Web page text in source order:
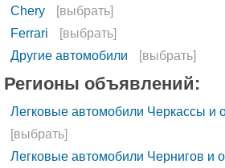
Сhery
[выбрать]
Ferrari
[выбрать]
Другие автомобили
[выбрать]
Регионы объявлений:
Легковые автомобили Черкассы и
[выбрать]
Легковые автомобили Чернигов и